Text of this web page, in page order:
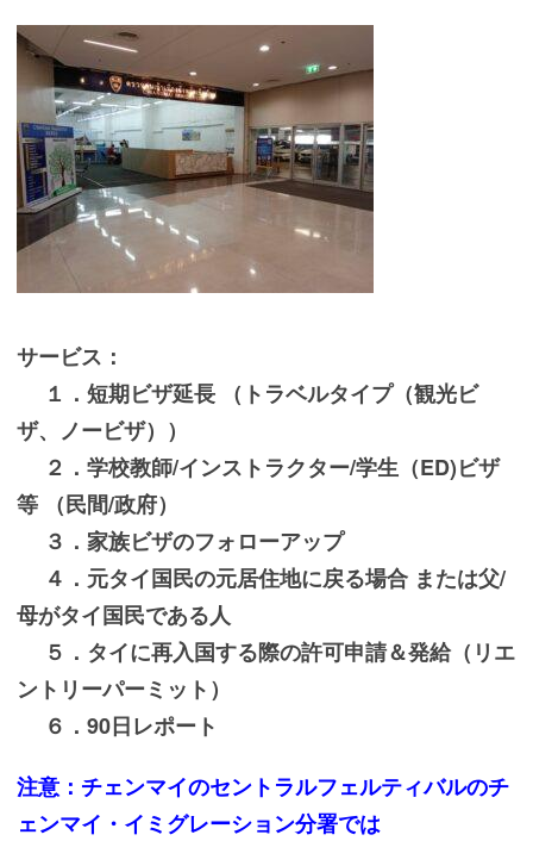
サービス：
１．短期ビザ延長 （トラベルタイプ（観光ビ
ザ、ノービザ））
２．学校教師/インストラクター/学生（ED)ビザ
等 （民間/政府）
３．家族ビザのフォローアップ
４．元タイ国民の元居住地に戻る場合 または父/
母がタイ国民である人
５．タイに再入国する際の許可申請＆発給（リエ
ントリーパーミット）
６．90日レポート
注意：チェンマイのセントラルフェルティバルのチ
ェンマイ・イミグレーション分署では